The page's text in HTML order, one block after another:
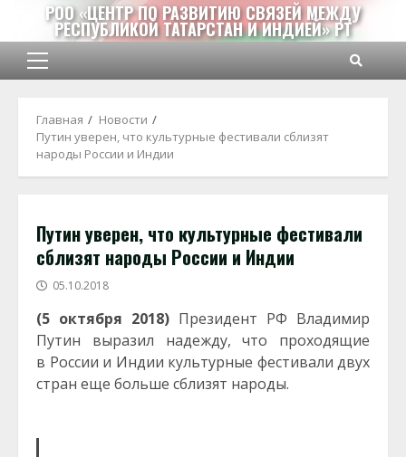
Перейти
содержимому
РОО «ЦЕНТР ПО РАЗВИТИЮ СВЯЗЕЙ МЕЖДУ
РЕСПУБЛИКОЙ ТАТАРСТАН И ИНДИЕЙ» РТ
Основное
Главная
Новости
Путин уверен, что культурные фестивали сблизят
народы России и Индии
Путин уверен, что культурные фестивали
сблизят народы России и Индии
05.10.2018
(5 октября 2018) Президент РФ Владимир
Путин выразил надежду, что проходящие
в России и Индии культурные фестивали двух
стран еще больше сблизят народы.